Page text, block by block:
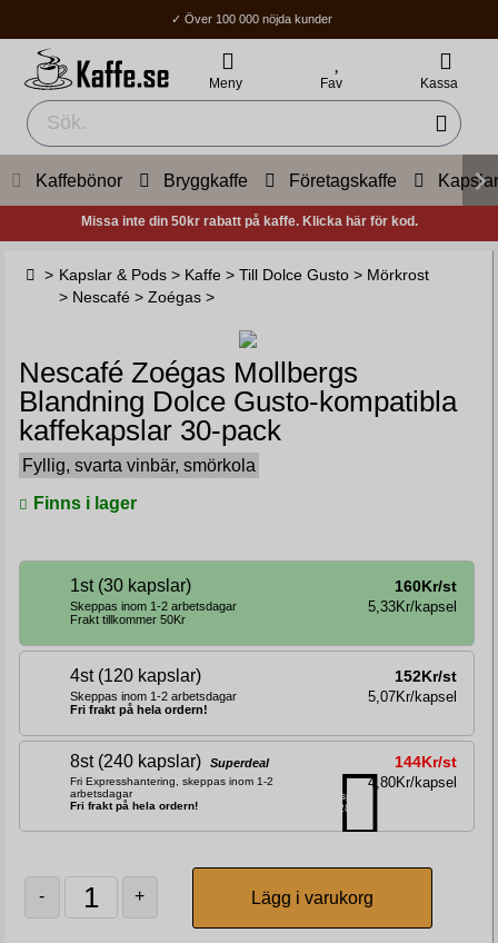
✓ Över 100 000 nöjda kunder
✓ Fri frakt över 400Kr
Meny Fav Kassa
Kaffebönor Bryggkaffe Företagskaffe Kapslar
Missa inte din 50kr rabatt på kaffe. Klicka här för kod.
> Kapslar & Pods > Kaffe >Till Dolce Gusto > Mörkrost
> Nescafé >Zoégas >
Nescafé Zoégas Mollbergs
Blandning Dolce Gusto-kompatibla
kaffekapslar 30-pack
Fyllig, svarta vinbär, smörkola
Finns i lager
1st (30 kapslar) 160Kr/st
5,33Kr/kapsel
Skeppas inom 1-2 arbetsdagar
Frakt tillkommer 50Kr
4st (120 kapslar) 152Kr/st
5,07Kr/kapsel
Skeppas inom 1-2 arbetsdagar
Fri frakt på hela ordern!
8st (240 kapslar) Superdeal 144Kr/st
4,80Kr/kapsel
Fri Expresshantering, skeppas inom 1-2
arbetsdagar
Fri frakt på hela ordern!
Du sparar
128Kr
- +